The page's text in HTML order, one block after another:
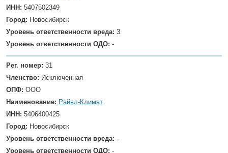
ИНН: 5407502349
Город: Новосибирск
Уровень ответственности вреда: 3
Уровень ответственности ОДО: -
Рег. номер: 31
Членство: Исключенная
ОПФ: ООО
Наименование: Райвл-Климат
ИНН: 5406400425
Город: Новосибирск
Уровень ответственности вреда: -
Уровень ответственности ОДО: -